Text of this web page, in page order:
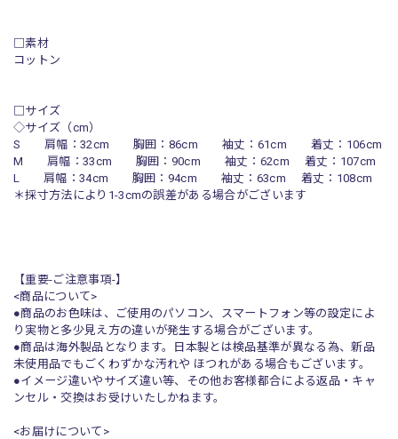
□素材
コットン
□サイズ
◇サイズ（cm）
S 肩幅：32cm 胸囲：86cm 袖丈：61cm 着丈：106cm
M 肩幅：33cm 胸囲：90cm 袖丈：62cm 着丈：107cm
L 肩幅：34cm 胸囲：94cm 袖丈：63cm 着丈：108cm
＊採寸方法により1-3cmの誤差がある場合がございます
【重要-ご注意事項-】
<商品について>
●商品のお色味は、ご使用のパソコン、スマートフォン等の設定によ
り実物と多少見え方の違いが発生する場合がございます。
●商品は海外製品となります。日本製とは検品基準が異なる為、新品
未使用品でもごくわずかな汚れや ほつれがある場合もございます。
●イメージ違いやサイズ違い等、その他お客様都合による返品・キャ
ンセル・交換はお受けいたしかねます。
<お届けについて>